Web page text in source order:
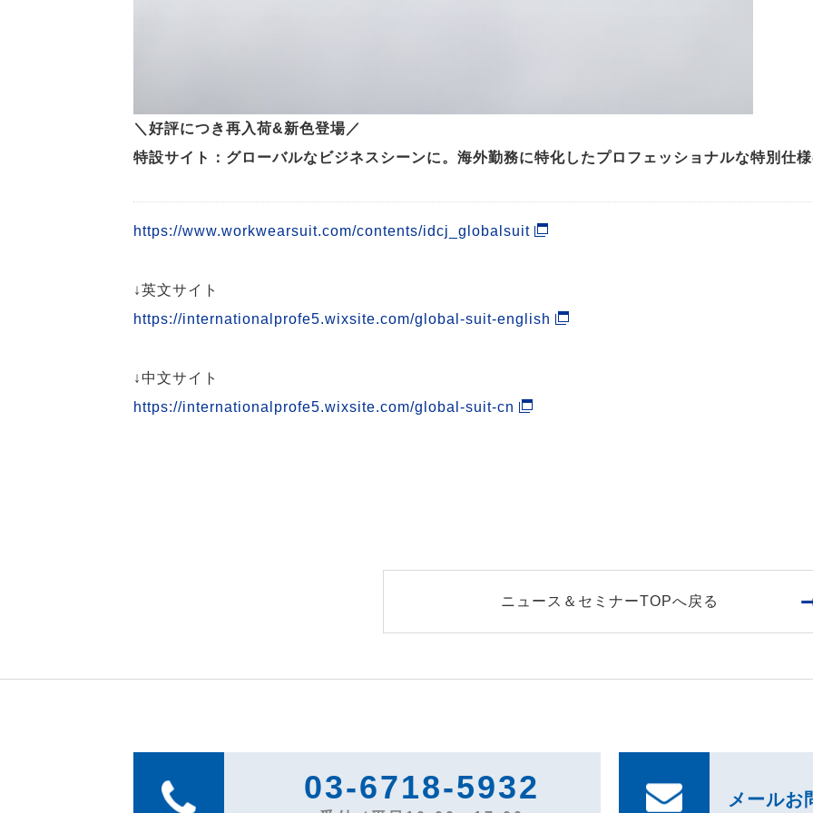
＼好評につき再入荷&新色登場／
特設サイト：グローバルなビジネスシーンに。海外勤務に特化したプロフェッショナルな特別仕
https://www.workwearsuit.com/contents/idcj_globalsuit
↓英文サイト
https://internationalprofe5.wixsite.com/global-suit-english
↓中文サイト
https://internationalprofe5.wixsite.com/global-suit-cn
ニュース＆セミナーTOPへ戻る
03-6718-5932 メールお